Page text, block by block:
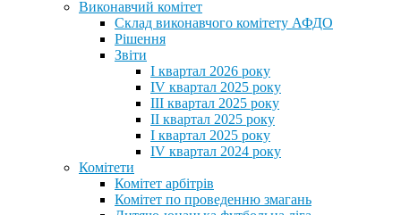
Виконавчий комітет
Склад виконавчого комітету АФДО
Рішення
Звіти
I квартал 2026 року
IV квартал 2025 року
III квартал 2025 року
II квартал 2025 року
I квартал 2025 року
IV квартал 2024 року
Комітети
Комітет арбітрів
Комітет по проведенню змагань